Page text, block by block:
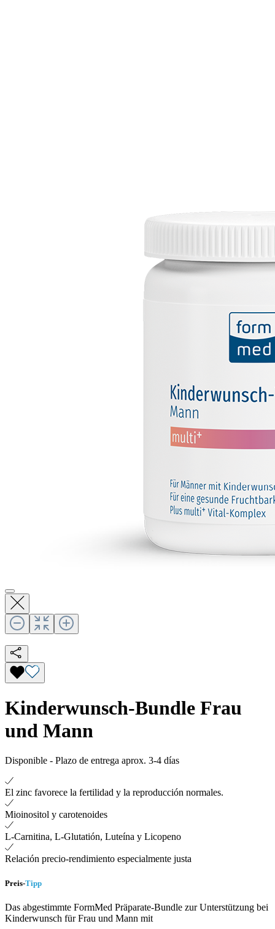
Kinderwunsch-Bundle Frau
und Mann
Disponible - Plazo de entrega aprox. 3-4 días
El zinc favorece la fertilidad y la reproducción normales.
Mioinositol y carotenoides
L-Carnitina, L-Glutatión, Luteína y Licopeno
Relación precio-rendimiento especialmente justa
Preis-Tipp
Das abgestimmte FormMed Präparate-Bundle zur Unterstützung bei
Kinderwunsch für Frau und Mann mit